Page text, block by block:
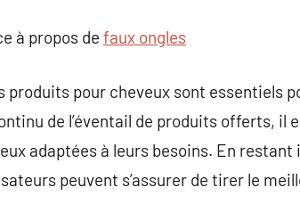
à propos de faux ongles
produits pour cheveux sont essentiels
de l’éventail de produits offerts,
adaptées à leurs besoins. En
peuvent s’assurer de tirer le